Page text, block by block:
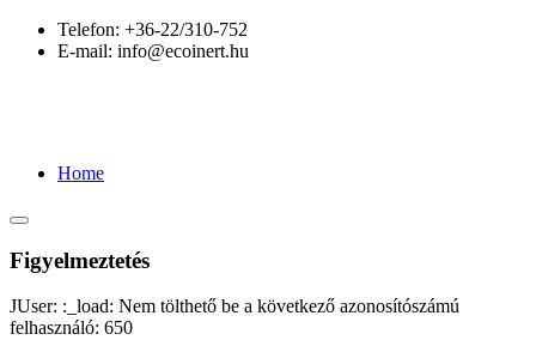
Telefon: +36-22/310-752
E-mail: info@ecoinert.hu
Home
Figyelmeztetés
JUser: :_load: Nem tölthető be a következő azonosítószámú
felhasználó: 650